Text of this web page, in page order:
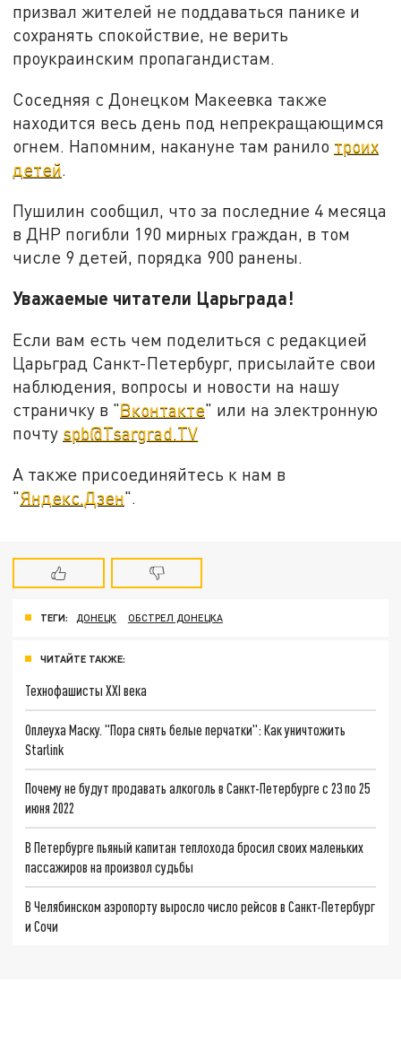
призвал жителей не поддаваться панике и
сохранять спокойствие, не верить
проукраинским пропагандистам.
Соседняя с Донецком Макеевка также
находится весь день под непрекращающимся
огнем. Напомним, накануне там ранило троих
детей.
Пушилин сообщил, что за последние 4 месяца
в ДНР погибли 190 мирных граждан, в том
числе 9 детей, порядка 900 ранены.
Уважаемые читатели Царьграда!
Если вам есть чем поделиться с редакцией
Царьград Санкт-Петербург, присылайте свои
наблюдения, вопросы и новости на нашу
страничку в "Вконтакте" или на электронную
почту spb@Tsargrad.TV
А также присоединяйтесь к нам в
"Яндекс.Дзен".
ТЕГИ: ДОНЕЦК ОБСТРЕЛ ДОНЕЦКА
ЧИТАЙТЕ ТАКЖЕ:
Технофашисты XXI века
Оплеуха Маску. "Пора снять белые перчатки": Как уничтожить
Starlink
Почему не будут продавать алкоголь в Санкт-Петербурге с 23 по 25
июня 2022
В Петербурге пьяный капитан теплохода бросил своих маленьких
пассажиров на произвол судьбы
В Челябинском аэропорту выросло число рейсов в Санкт-Петербург
и Сочи